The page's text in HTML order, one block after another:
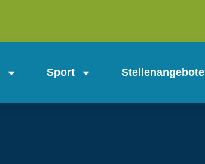
Sport Stellenangebote